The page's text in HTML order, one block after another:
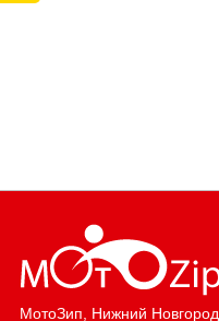
МотоЗип , Нижний Новгород